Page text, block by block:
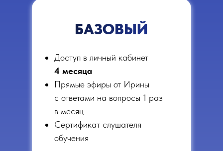
БАЗОВЫЙ
Доступ в личный кабинет
4 месяца
Прямые эфиры от Ирины
с ответами на вопросы 1 раз
в месяц
Сертификат слушателя
обучения